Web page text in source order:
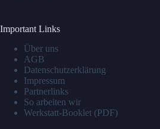
Important Links
Über uns
AGB
Datenschutzerklärung
Impressum
Partnerlinks
So arbeiten wir
Werkstatt-Booklet (PDF)